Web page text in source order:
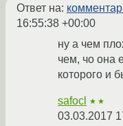
Ответ на:
16:55:38 +00:00
ну а чем
чем, чо она
которого и
safocl ★★
03.03.2017